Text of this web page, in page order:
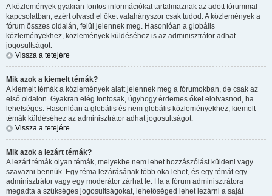
A közlemények gyakran fontos információkat tartalmaznak az adott fórummal
kapcsolatban, ezért olvasd el őket valahányszor csak tudod. A közlemények a
fórum összes oldalán, felül jelennek meg. Hasonlóan a globális
közleményekhez, közlemények küldéséhez is az adminisztrátor adhat
jogosultságot.
Vissza a tetejére
Mik azok a kiemelt témák?
A kiemelt témák a közlemények alatt jelennek meg a fórumokban, de csak az
első oldalon. Gyakran elég fontosak, úgyhogy érdemes őket elolvasnod, ha
lehetséges. Hasonlóan a globális és nem globális közleményekhez, kiemelt
témák küldéséhez az adminisztrátor adhat jogosultságot.
Vissza a tetejére
Mik azok a lezárt témák?
A lezárt témák olyan témák, melyekbe nem lehet hozzászólást küldeni vagy
szavazni bennük. Egy téma lezárásának több oka lehet, és egy témát egy
adminisztrátor vagy egy moderátor zárhat le. Ha a fórum adminisztrátora
megadta a szükséges jogosultságokat, lehetőséged lehet lezárni a saját